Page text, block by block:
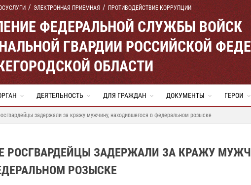
ЭЛЕКТРОННАЯ ПРИЕМНАЯ ПРОТИВОДЕЙСТВИЕ КОРРУПЦИИ
ФЕДЕРАЛЬНОЙ СЛУЖБЫ ВОЙСК
ГВАРДИИ РОССИЙСКОЙ
ОБЛАСТИ
ДЕЯТЕЛЬНОСТЬ ДЛЯ ГРАЖДАН ДОКУМЕНТЫ ГЕРОИ
задержали за кражу мужчину, находившегося в федеральном розыске
РОСГВАРДЕЙЦЫ ЗАДЕРЖАЛИ ЗА КРАЖУ
РОЗЫСКЕ